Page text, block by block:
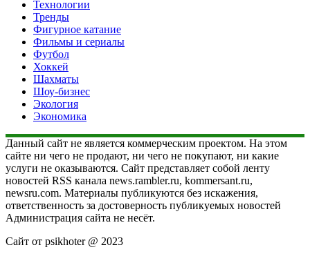
Технологии
Тренды
Фигурное катание
Фильмы и сериалы
Футбол
Хоккей
Шахматы
Шоу-бизнес
Экология
Экономика
Данный сайт не является коммерческим проектом. На этом
сайте ни чего не продают, ни чего не покупают, ни какие
услуги не оказываются. Сайт представляет собой ленту
новостей RSS канала news.rambler.ru, kommersant.ru,
newsru.com. Материалы публикуются без искажения,
ответственность за достоверность публикуемых новостей
Администрация сайта не несёт.
Сайт от psikhoter @ 2023